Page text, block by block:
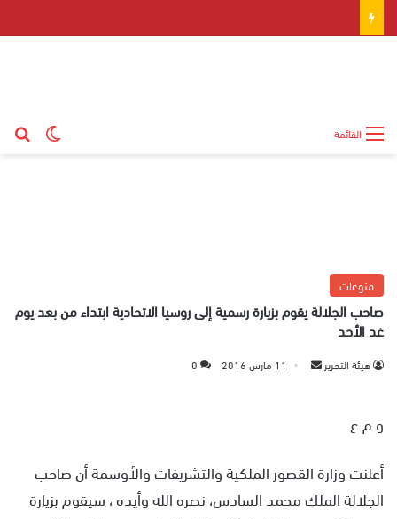
القائمة
منوعات
صاحب الجلالة يقوم بزيارة رسمية إلى روسيا الاتحادية ابتداء من بعد يوم
غد الأحد
هيئة التحرير
ر
11 مارس 2016 0
و م ع
أعلنت وزارة القصور الملكية والتشريفات والأوسمة أن صاحب
الجلالة الملك محمد السادس، نصره الله وأيده ، سيقوم بزيارة